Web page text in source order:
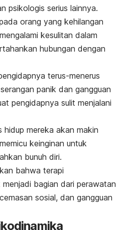
psikologis serius lainnya.
orang yang kehilangan
kesulitan dalam
hubungan dengan
terus-menerus
panik dan gangguan
pengidapnya sulit menjalani
hidup mereka akan makin
keinginan untuk
bunuh diri.
bahwa terapi
bagian dari perawatan
sosial, dan gangguan